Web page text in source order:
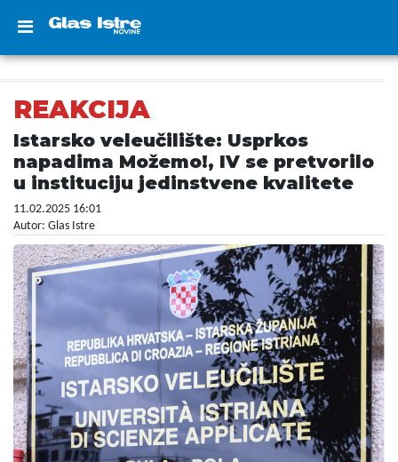
REAKCIJA
Istarsko veleučilište: Usprkos
napadima Možemo!, IV se pretvorilo
u instituciju jedinstvene kvalitete
11.02.2025 16:01
Autor: Glas Istre